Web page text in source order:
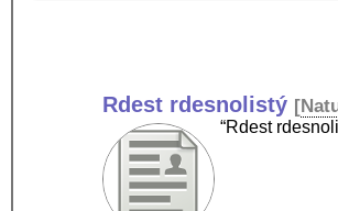
Rdest rdesnolistý [
“Rdest